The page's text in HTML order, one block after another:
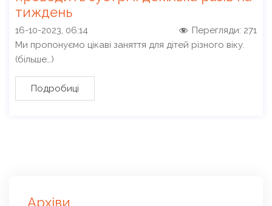
тиждень
16-10-2023, 06:14 Перегляди: 271
Ми пропонуємо цікаві заняття для дітей різного віку.
(більше…)
Подробиці
Архіви